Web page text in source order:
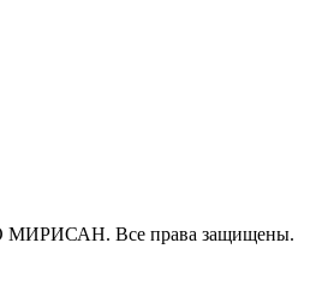
МИРИСАН. Все права защищены.